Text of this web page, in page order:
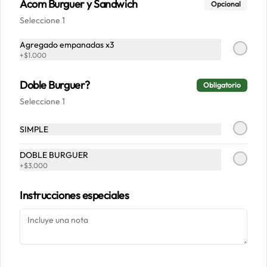
Conócenos
Términos y condiciones
Política de privacidad
Redes sociales
Instagram
Facebook
Mi cuenta
Iniciar sesión
Acom Burguer y Sandwich Opcional
Seleccione 1
Agregado empanadas x3
+$1.000
Doble Burguer? Obligatorio
Seleccione 1
SIMPLE
DOBLE BURGUER
+$3.000
Instrucciones especiales